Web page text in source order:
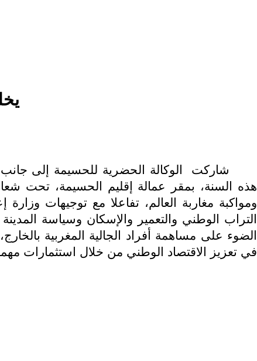
شاركت الوكالة الحضرية للحسيمة إلى جانب
هذه السنة، بمقر عمالة إقليم الحسيمة، تحت
ومواكبة مغاربة العالم، تفاعلا مع توجيهات
الضوء على مساهمة أفراد الجالية المغربية
في تعزيز الاقتصاد الوطني من خلال استثمارات